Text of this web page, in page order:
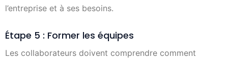
l’entreprise et à ses besoins.
Étape 5 : Former les équipes
Les collaborateurs doivent comprendre comment